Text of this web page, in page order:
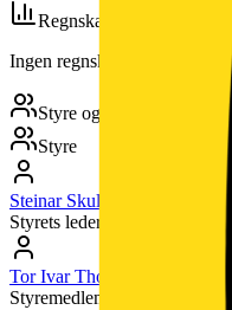
Regnskap
Ingen regnskapsdata
Styre og ledelse
Styre
Steinar Skulbru
Styrets leder
Tor Ivar Thomassen
Styremedlem